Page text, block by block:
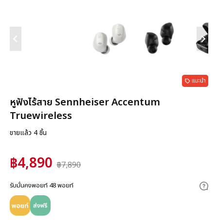
แนะนำ
หูฟังไร้สาย Sennheiser Accentum
Truewireless
ขายแล้ว 4 ชิ้น
฿4,890 ฿7,890
รับมั่นคงพอยท์ 48 พอยท์